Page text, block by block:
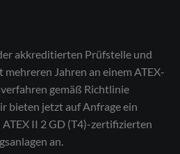
akkreditierten Prüfstelle und
Jahren an einem ATEX-
gemäß Richtlinie
bieten jetzt auf Anfrage ein
II 2 GD (T4)-zertifizierten
an.